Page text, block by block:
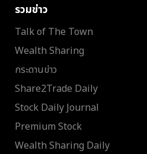
รวมข่าว
Talk of The Town
Wealth Sharing
กระดานข่าว
Share2Trade Daily
Stock Daily Journal
Premium Stock
Wealth Sharing Daily